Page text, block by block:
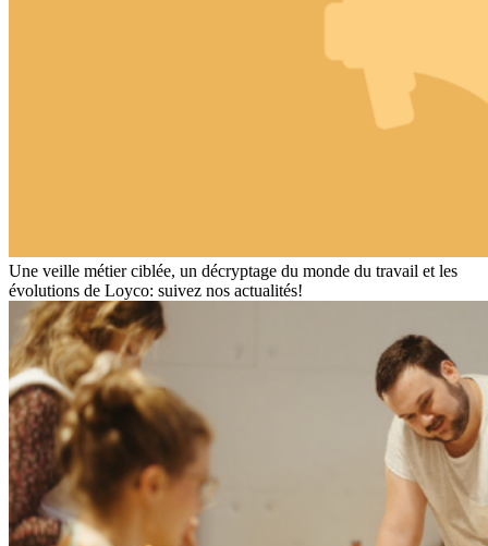
Une veille métier ciblée, un décryptage du monde du travail et les
évolutions de Loyco: suivez nos actualités!